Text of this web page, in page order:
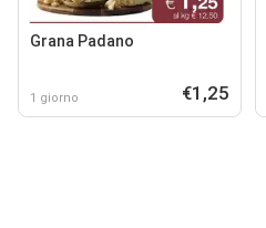
Grana Padano
1 giorno €1,25